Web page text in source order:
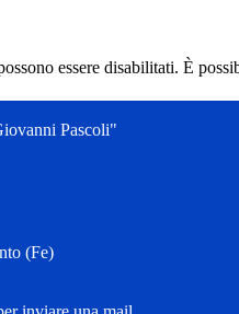
essere disabilitati. È
Pascoli"
(Fe)